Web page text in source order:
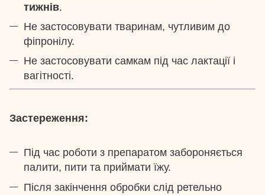
тижнів.
Не застосовувати тваринам, чутливим до
фіпронілу.
Не застосовувати самкам під час лактації і
вагітності.
Застереження:
Під час роботи з препаратом забороняється
палити, пити та приймати їжу.
Після закінчення обробки слід ретельно